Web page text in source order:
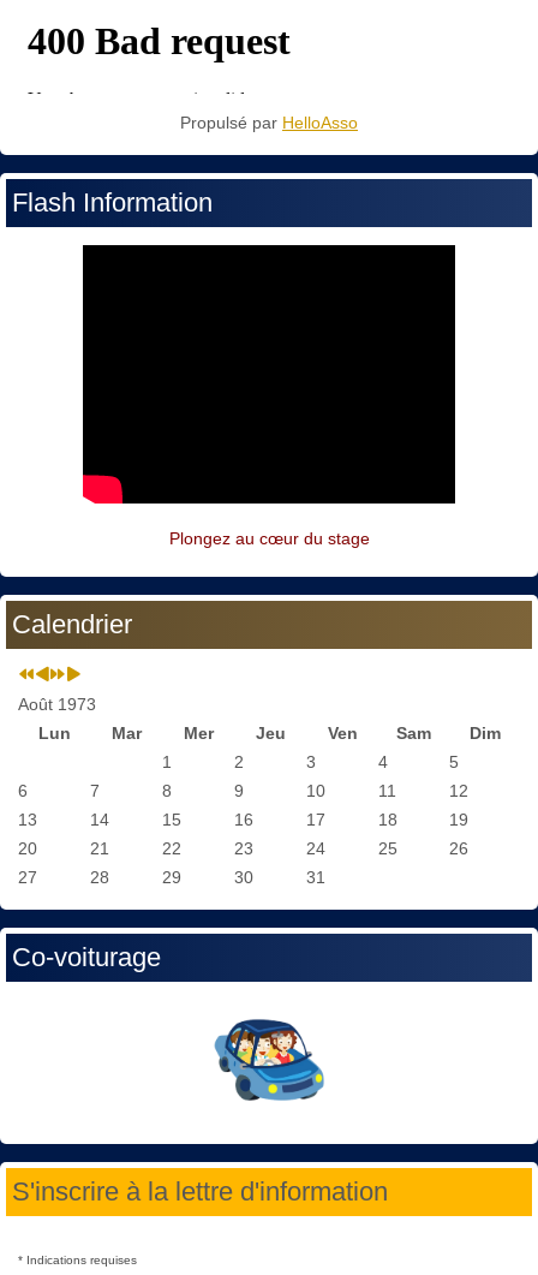
Propulsé par HelloAsso
Flash Information
Plongez au cœur du stage
Calendrier
Août 1973
Lun
Mar Mer Jeu Ven Sam
Dim
1
2 3 4
5
6
7 8 9 10 11
12
13
14 15 16 17 18
19
20
21 22 23 24 25
26
27
28 29 30 31
Co-voiturage
S'inscrire à la lettre d'information
* Indications requises